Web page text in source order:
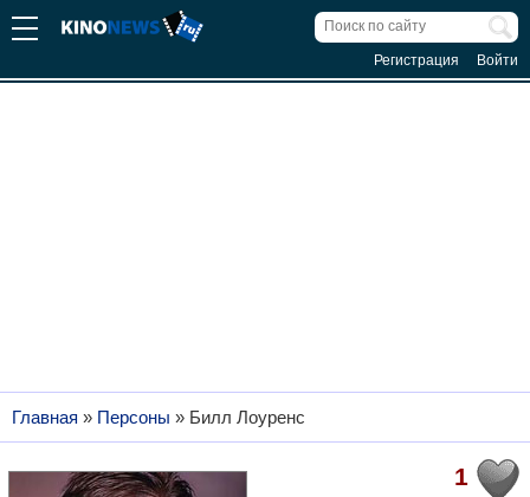
Регистрация Войти
Главная » Персоны » Билл Лоуренс
1